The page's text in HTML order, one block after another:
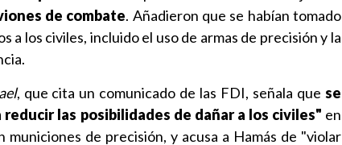
de combate. Añadieron que se habían tomado
a los civiles, incluido el uso de armas de precisión y la
, que cita un comunicado de las FDI, señala que se
las posibilidades de dañar a los civiles" en
municiones de precisión, y acusa a Hamás de "violar